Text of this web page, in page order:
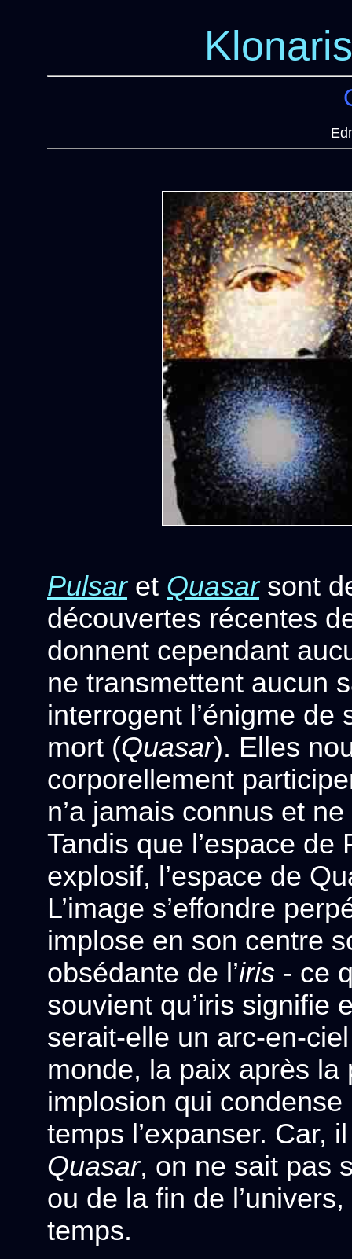
Pulsaret Quasarsont
découvertes récentes
donnent cependant
ne transmettent aucun
interrogent l’énigme de
mort (Quasar). Elles
corporellement
n’a jamais connus et
Tandis que l’espace
explosif, l’espace de
L’image s’effondre
implose en son centre
obsédante de l’iris - ce
souvient qu’iris signifie
serait-elle un arc-en-
monde, la paix après
implosion qui condense
temps l’expanser. Car,
Quasar, on ne sait pas
ou de la fin de
temps.